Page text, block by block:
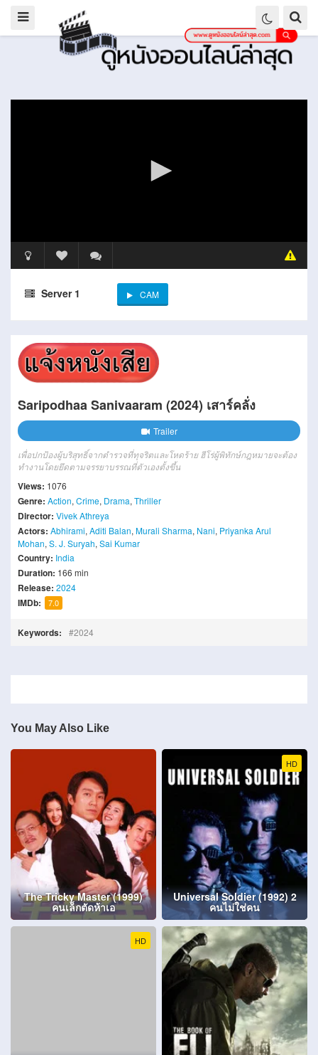
Server 1 CAM
Saripodhaa Sanivaaram (2024) เสาร์คลั่ง
Trailer
เพื่อปกป้องผู้บริสุทธิ์จากตำรวจที่ทุจริตและโหดร้าย ฮีโร่ผู้พิทักษ์กฎหมายจะต้อง
ทำงานโดยยึดตามจรรยาบรรณที่ตัวเองตั้งขึ้น
Views: 1076
Genre: Action, Crime, Drama, Thriller
Director: Vivek Athreya
Actors: Abhirami, Aditi Balan, Murali Sharma, Nani, Priyanka Arul
Mohan, S. J. Suryah, Sai Kumar
Country: India
Duration: 166 min
Release: 2024
IMDb: 7.0
Keywords: 2024
You May Also Like
The Tricky Master (1999)
คนเล็กตัดห้าเอ
HD
Universal Soldier (1992) 2
คนไม่ใช่คน
HD